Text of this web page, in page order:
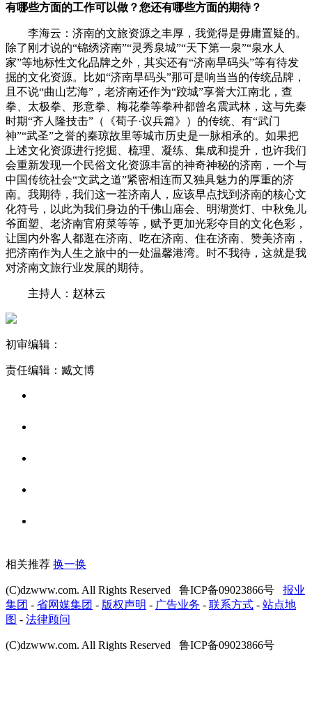
有哪些方面的工作可以做？您还有哪些方面的期待？
李海云：济南的文旅资源之丰厚，我觉得是毋庸置疑的。
除了刚才说的“锦绣济南”“灵秀泉城”“天下第一泉”“泉水人
家”等地标性文化品牌之外，其实还有“济南旱码头”等有待发
掘的文化资源。比如“济南旱码头”那可是响当当的传统品牌，
且不说“曲山艺海”，老济南还作为“跤城”享誉大江南北，查
拳、太极拳、形意拳、梅花拳等拳种都曾名震武林，这与先秦
时期“齐人隆技击”（《荀子·议兵篇》）的传统、有“武门
神”“武圣”之誉的秦琼故里等城市历史是一脉相承的。如果把
上述文化资源进行挖掘、梳理、凝练、集成和提升，也许我们
会重新发现一个民俗文化资源丰富的神奇神秘的济南，一个与
中国传统社会“文武之道”紧密相连而又独具魅力的厚重的济
南。我期待，我们这一茬济南人，应该早点找到济南的核心文
化符号，以此为我们身边的千佛山庙会、明湖赏灯、中秋兔儿
爷面塑、老济南官府菜等等，赋予更加光彩夺目的文化色彩，
让国内外客人都逛在济南、吃在济南、住在济南、赞美济南，
把济南作为人生之旅中的一处温馨港湾。时不我待，这就是我
对济南文旅行业发展的期待。
主持人：赵林云
初审编辑：
责任编辑：臧文博
相关推荐 换一换
(C)dzwww.com. All Rights Reserved 鲁ICP备09023866号 报业
集团 - 省网媒集团 - 版权声明 - 广告业务 - 联系方式 - 站点地
图 - 法律顾问
(C)dzwww.com. All Rights Reserved 鲁ICP备09023866号